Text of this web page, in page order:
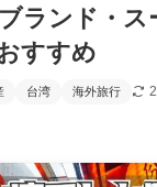
ランド・ス
すすめ
台湾 海外旅行